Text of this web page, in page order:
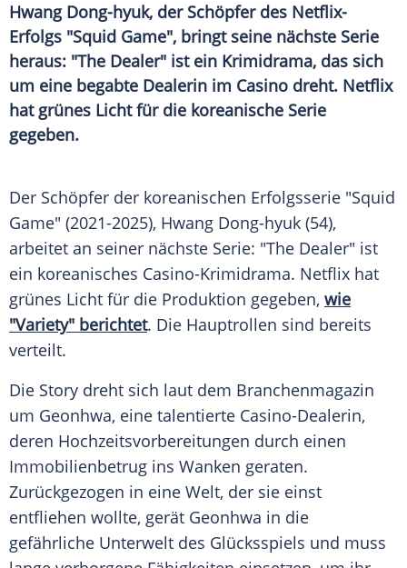
Hwang Dong-hyuk, der Schöpfer des Netflix-
Erfolgs "Squid Game", bringt seine nächste Serie
heraus: "The Dealer" ist ein Krimidrama, das sich
um eine begabte Dealerin im Casino dreht. Netflix
hat grünes Licht für die koreanische Serie
gegeben.
Der Schöpfer der koreanischen Erfolgsserie "Squid
Game" (2021-2025), Hwang Dong-hyuk (54),
arbeitet an seiner nächste Serie: "The Dealer" ist
ein koreanisches Casino-Krimidrama. Netflix hat
grünes Licht für die Produktion gegeben, wie
"Variety" berichtet. Die Hauptrollen sind bereits
verteilt.
Die Story dreht sich laut dem Branchenmagazin
um Geonhwa, eine talentierte Casino-Dealerin,
deren Hochzeitsvorbereitungen durch einen
Immobilienbetrug ins Wanken geraten.
Zurückgezogen in eine Welt, der sie einst
entfliehen wollte, gerät Geonhwa in die
gefährliche Unterwelt des Glücksspiels und muss